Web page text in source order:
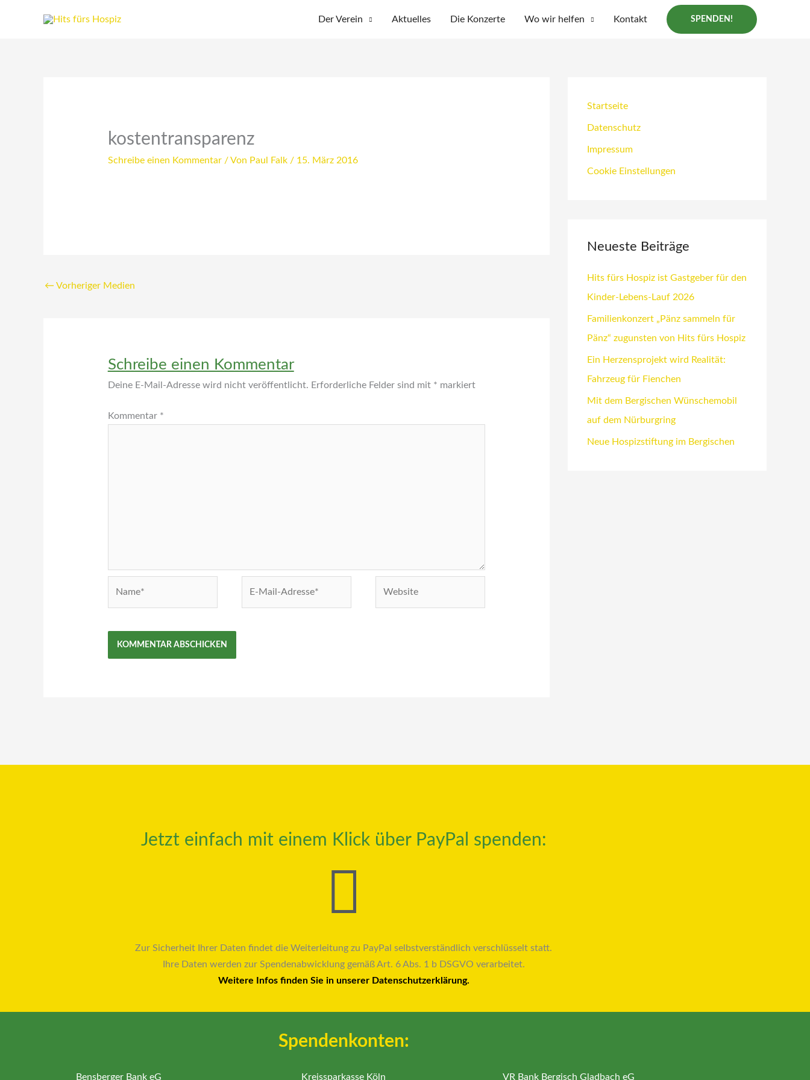
Der Verein Aktuelles Die Konzerte Wo wir helfen Kontakt SPENDEN!
kostentransparenz
Schreibe einen Kommentar / Von Paul Falk / 15. März 2016
← Vorheriger Medien
Schreibe einen Kommentar
Deine E-Mail-Adresse wird nicht veröffentlicht. Erforderliche Felder sind mit * markiert
Kommentar *
Startseite
Datenschutz
Impressum
Cookie Einstellungen
Neueste Beiträge
Hits fürs Hospiz ist Gastgeber für den
Kinder-Lebens-Lauf 2026
Familienkonzert „Pänz sammeln für
Pänz“ zugunsten von Hits fürs Hospiz
Ein Herzensprojekt wird Realität:
Fahrzeug für Fienchen
Mit dem Bergischen Wünschemobil
auf dem Nürburgring
Neue Hospizstiftung im Bergischen
Jetzt einfach mit einem Klick über PayPal spenden:
Zur Sicherheit Ihrer Daten findet die Weiterleitung zu PayPal selbstverständlich verschlüsselt statt.
Ihre Daten werden zur Spendenabwicklung gemäß Art. 6 Abs. 1 b DSGVO verarbeitet.
Weitere Infos finden Sie in unserer Datenschutzerklärung.
Spendenkonten:
Bensberger Bank eG Kreissparkasse Köln VR Bank Bergisch Gladbach eG